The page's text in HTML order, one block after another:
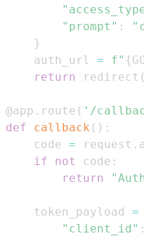
"prompt" :
}
    auth_url
= f" {
return
redirect (
@app . route ( '/
def
callback ( ) :
    code
= request .
if
not code :
return
    token_payload
=
"client_id" :